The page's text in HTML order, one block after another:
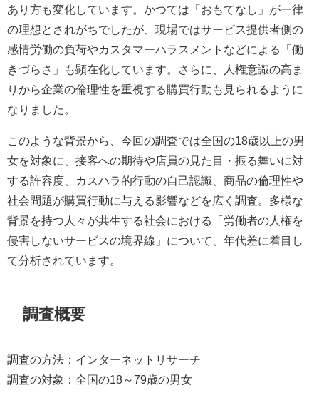
あり方も変化しています。かつては「おもてなし」が一律
の理想とされがちでしたが、現場ではサービス提供者側の
感情労働の負荷やカスタマーハラスメントなどによる「働
きづらさ」も顕在化しています。さらに、人権意識の高ま
りから企業の倫理性を重視する購買行動も見られるように
なりました。
このような背景から、今回の調査では全国の18歳以上の男
女を対象に、接客への期待や店員の見た目・振る舞いに対
する許容度、カスハラ的行動の自己認識、商品の倫理性や
社会問題が購買行動に与える影響などを広く調査。多様な
背景を持つ人々が共生する社会における「労働者の人権を
侵害しないサービスの境界線」について、年代差に着目し
て分析されています。
調査概要
調査の方法：インターネットリサーチ
調査の対象：全国の18～79歳の男女